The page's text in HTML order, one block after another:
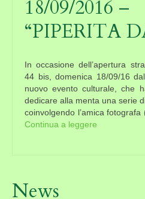
18/09/2016 –
“PIPERITA
In occasione dell’apertura
44 bis, domenica 18/09/16
nuovo evento culturale, che
dedicare alla menta una serie
coinvolgendo l’amica
Continua a leggere
News